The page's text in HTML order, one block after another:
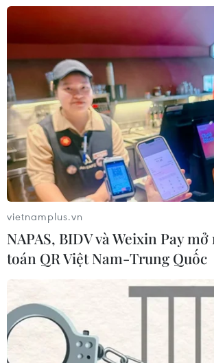
vietnamplus.vn
NAPAS, BIDV và Weixin Pay
toán QR Việt Nam-Trung Quốc